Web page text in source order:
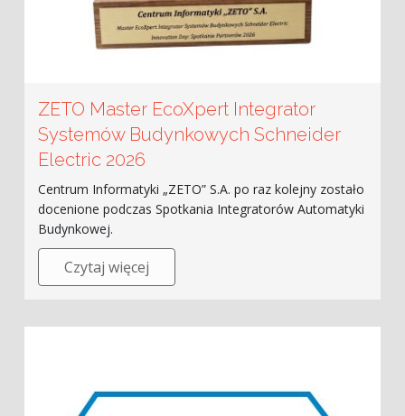
ZETO Master EcoXpert Integrator
Systemów Budynkowych Schneider
Electric 2026
Centrum Informatyki „ZETO” S.A. po raz kolejny zostało
docenione podczas Spotkania Integratorów Automatyki
Budynkowej.
Czytaj więcej